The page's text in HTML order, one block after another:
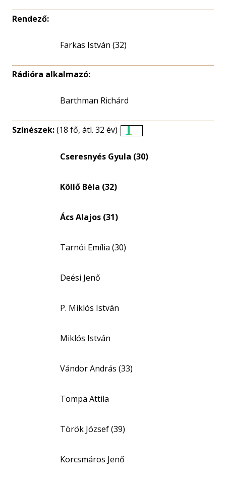
Rendező:
Farkas István (32)
Rádióra alkalmazó:
Barthman Richárd
Színészek:(18 fő, átl. 32 év)
eloszlás
Cseresnyés Gyula (30)
Köllő Béla (32)
Ács Alajos (31)
Tarnói Emília (30)
Deési Jenő
P. Miklós István
Miklós István
Vándor András (33)
Tompa Attila
Török József (39)
Korcsmáros Jenő